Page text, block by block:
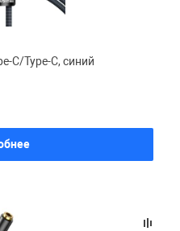
C/Type-C, синий